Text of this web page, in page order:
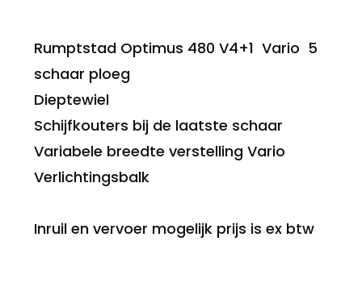
Rumptstad Optimus 480 V4+1 Vario 5
schaar ploeg
Dieptewiel
Schijfkouters bij de laatste schaar
Variabele breedte verstelling Vario
Verlichtingsbalk
Inruil en vervoer mogelijk prijs is ex btw